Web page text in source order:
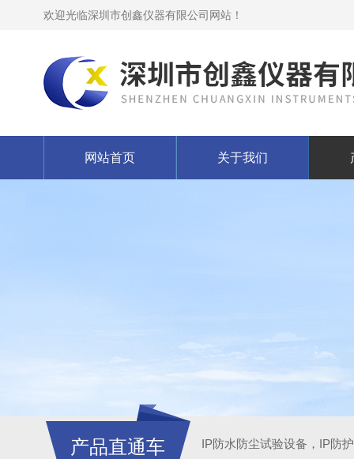
欢迎光临深圳市创鑫仪器有限公司网站！
网站首页 关于我们
产品直通车